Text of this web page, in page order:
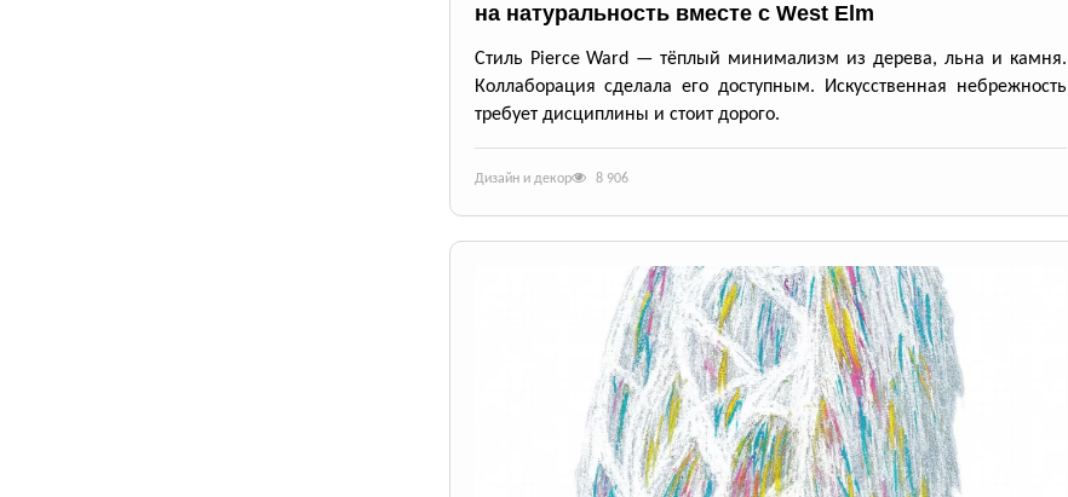
на натуральность вместе с West Elm
Стиль Pierce Ward — тёплый минимализм из дерева, льна и камня.
Коллаборация сделала его доступным. Искусственная небрежность
требует дисциплины и стоит дорого.
Дизайн и декор 8 906